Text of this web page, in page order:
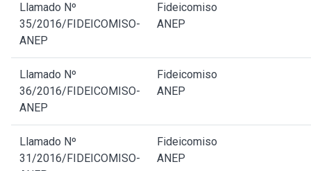
Llamado Nº
35/2016/FIDEICOMISO-
ANEP
Fideicomiso
ANEP
Llamado Nº
36/2016/FIDEICOMISO-
ANEP
Fideicomiso
ANEP
Llamado Nº
31/2016/FIDEICOMISO-
Fideicomiso
ANEP